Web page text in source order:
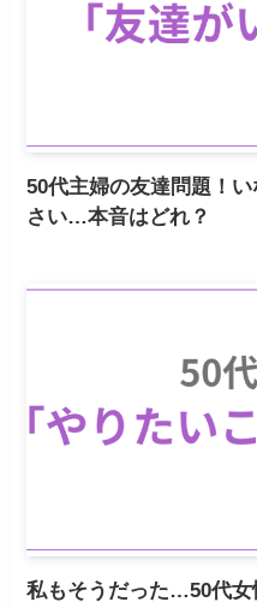
50代主婦の友達問題！
さい…本音はどれ？
私もそうだった…50代女